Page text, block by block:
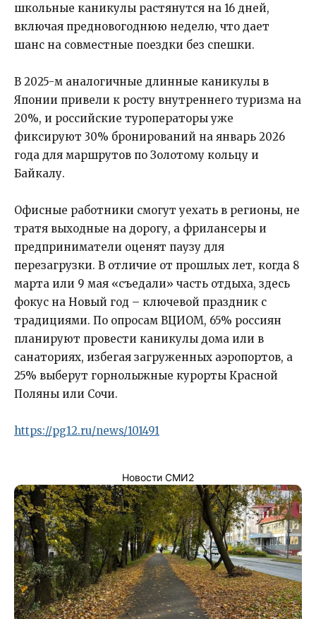
школьные каникулы растянутся на 16 дней,
включая предновогоднюю неделю, что дает
шанс на совместные поездки без спешки.
В 2025-м аналогичные длинные каникулы в
Японии привели к росту внутреннего туризма на
20%, и российские туроператоры уже
фиксируют 30% бронирований на январь 2026
года для маршрутов по Золотому кольцу и
Байкалу.
Офисные работники смогут уехать в регионы, не
тратя выходные на дорогу, а фрилансеры и
предприниматели оценят паузу для
перезагрузки. В отличие от прошлых лет, когда 8
марта или 9 мая «съедали» часть отдыха, здесь
фокус на Новый год – ключевой праздник с
традициями. По опросам ВЦИОМ, 65% россиян
планируют провести каникулы дома или в
санаториях, избегая загруженных аэропортов, а
25% выберут горнолыжные курорты Красной
Поляны или Сочи.
https://pg12.ru/news/101491
Новости СМИ2